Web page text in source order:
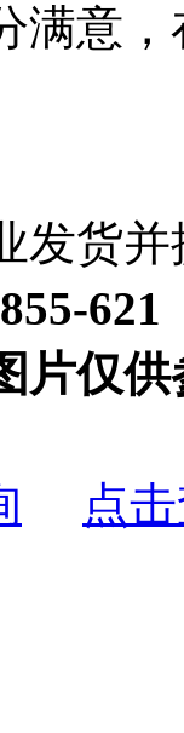
满意
发货
621
片仅
点